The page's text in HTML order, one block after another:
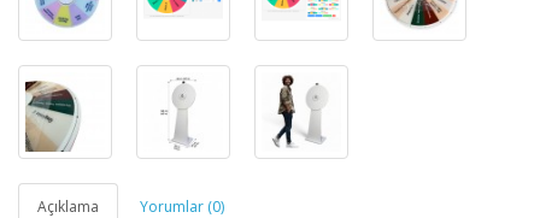
Açıklama Yorumlar (0)